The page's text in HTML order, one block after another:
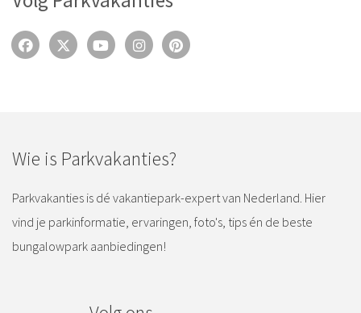
Wie is Parkvakanties?
Parkvakanties is dé vakantiepark-expert van Nederland. Hier
vind je parkinformatie, ervaringen, foto's, tips én de beste
bungalowpark aanbiedingen!